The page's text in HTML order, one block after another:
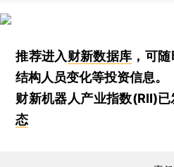
推荐进入财新数据库 ，可
结构人员变化等投资信息。
财新机器人产业指数(RII)已
态